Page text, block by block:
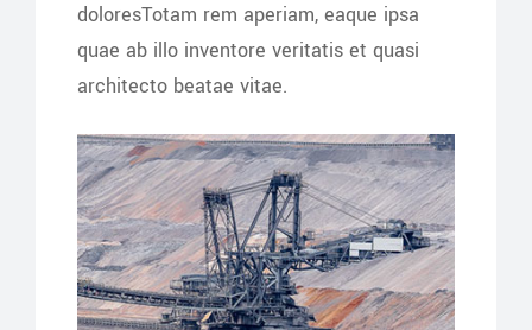
doloresTotam rem aperiam, eaque ipsa
quae ab illo inventore veritatis et quasi
architecto beatae vitae.